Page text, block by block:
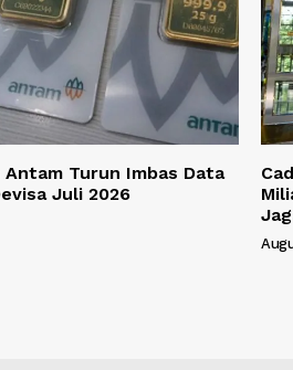
Antam Turun Imbas Data
Juli 2026